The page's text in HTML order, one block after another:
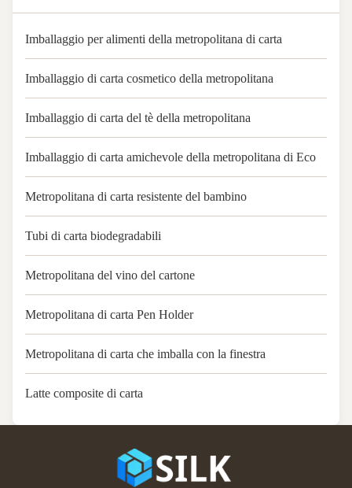
Imballaggio per alimenti della metropolitana di carta
Imballaggio di carta cosmetico della metropolitana
Imballaggio di carta del tè della metropolitana
Imballaggio di carta amichevole della metropolitana di Eco
Metropolitana di carta resistente del bambino
Tubi di carta biodegradabili
Metropolitana del vino del cartone
Metropolitana di carta Pen Holder
Metropolitana di carta che imballa con la finestra
Latte composite di carta